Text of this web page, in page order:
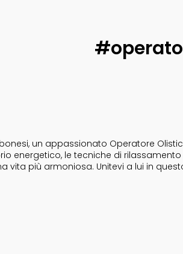
un appassionato Operatore
energetico, le tecniche di
vita più armoniosa. Unitevi a lui in